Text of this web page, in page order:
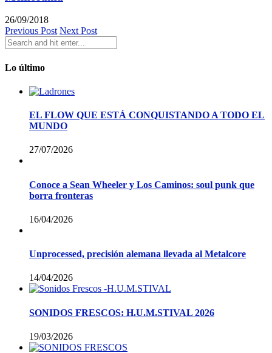
26/09/2018
Previous Post Next Post
Lo último
EL FLOW QUE ESTÁ CONQUISTANDO A TODO EL
MUNDO
27/07/2026
Conoce a Sean Wheeler y Los Caminos: soul punk que
borra fronteras
16/04/2026
Unprocessed, precisión alemana llevada al Metalcore
14/04/2026
SONIDOS FRESCOS: H.U.M.STIVAL 2026
19/03/2026